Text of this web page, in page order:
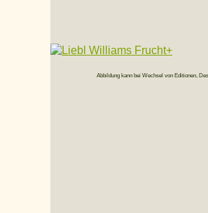
Abbildung kann bei Wechsel von Editionen,